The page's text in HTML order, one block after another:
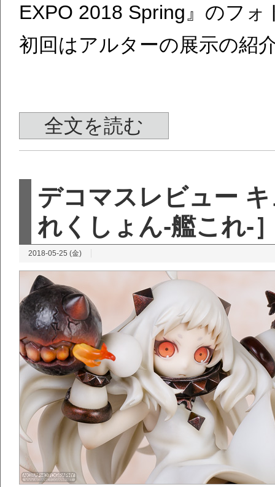
EXPO 2018 Spring』のフ
初回はアルターの展示の紹
全文を読む
デコマスレビュー
れくしょん-艦これ-
2018-05-25 (金)